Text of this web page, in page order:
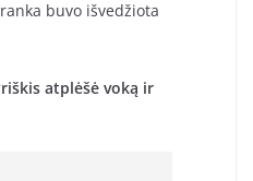
buvo išvedžiota
atplėšė voką ir